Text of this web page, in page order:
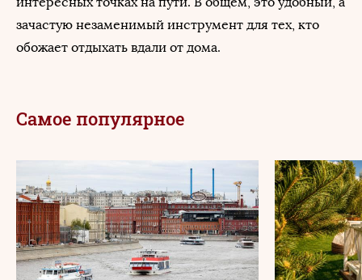
зачастую незаменимый инструмент для тех, кто
обожает отдыхать вдали от дома.
Самое популярное